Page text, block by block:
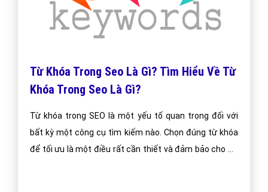
Từ Khóa Trong Seo Là Gì? Tìm Hiểu Về Từ
Khóa Trong Seo Là Gì?
Từ khóa trong SEO là một yếu tố quan trọng đối với
bất kỳ một công cụ tìm kiếm nào. Chọn đúng từ khóa
để tối ưu là một điều rất cần thiết và đảm bảo cho sự